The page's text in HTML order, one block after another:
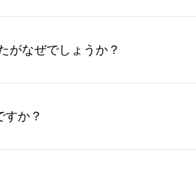
がなぜでしょうか？
か？